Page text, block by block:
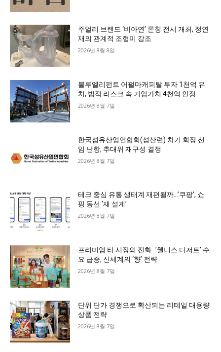
주얼리 브랜드 ‘비아연’ 론칭 전시 개최, 정연
재의 관계적 조형미 강조
2026년 8월 8일
블루엘리펀트 어펄마캐피탈 투자 1천억 유
치, 법적 리스크 속 기업가치 4천억 인정
2026년 8월 7일
한국섬유산업연합회(섬산련) 차기 회장 선
임 난항, 추대위 재구성 결정
2026년 8월 7일
테크 중심 유통 생태계 재편될까…’쿠팡’, 쇼
핑 동선 ‘재 설계’
2026년 8월 7일
프리미엄 티 시장의 진화…’웰니스 디저트’ 수
요 급증, 신세계의 ‘향’ 전략
2026년 8월 7일
단위 단가 경쟁으로 확산되는 리테일 대용량
상품 전략
2026년 8월 7일